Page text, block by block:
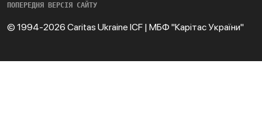
ПОПЕРЕДНЯ ВЕРСІЯ САЙТУ
© 1994-2026 Caritas Ukraine ICF | МБФ "Карітас України"